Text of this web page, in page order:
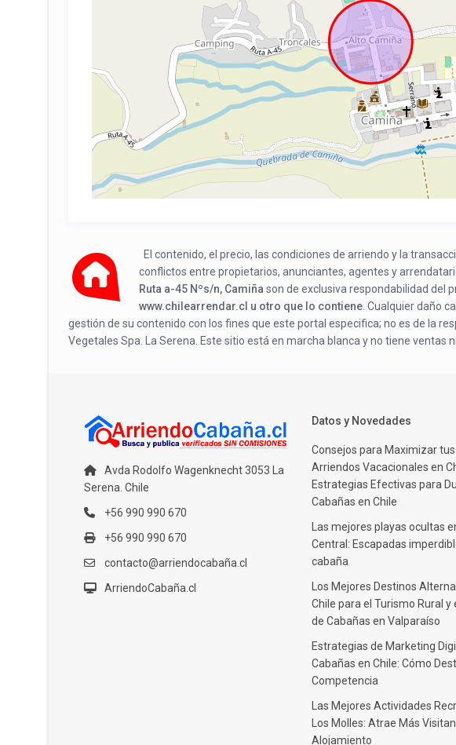
El contenido, el precio, las condiciones de arriendo y la
conflictos entre propietarios, anunciantes, agentes y
Ruta a-45 Nºs/n, Camiña son de exclusiva respondabilidad del
www.chilearrendar.cl u otro que lo contiene . Cualquier daño
gestión de su contenido con los fines que este portal especifica; no es de la
Vegetales Spa. La Serena. Este sitio está en marcha blanca y no tiene ventas
Avda Rodolfo Wagenknecht 3053 La
Serena. Chile
+56 990 990 670
+56 990 990 670
contacto@arriendocabaña.cl
ArriendoCabaña.cl
Datos y Novedades
Consejos para Maximizar
Arriendos Vacacionales en
Estrategias Efectivas para
Cabañas en Chile
Las mejores playas ocultas
Central: Escapadas
cabaña
Los Mejores Destinos
Chile para el Turismo Rural y
de Cabañas en Valparaíso
Estrategias de Marketing
Cabañas en Chile: Cómo
Competencia
Las Mejores Actividades
Los Molles: Atrae Más
Alojamiento